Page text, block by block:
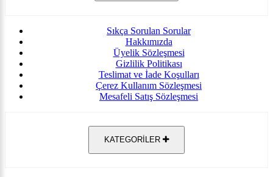
Sıkça Sorulan Sorular
Hakkımızda
Üyelik Sözleşmesi
Gizlilik Politikası
Teslimat ve İade Koşulları
Çerez Kullanım Sözleşmesi
Mesafeli Satış Sözleşmesi
KATEGORİLER